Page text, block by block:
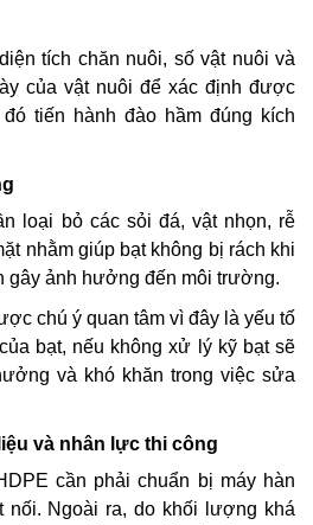
tích chăn nuôi, số vật nuôi và
của vật nuôi để xác định được
tiến hành đào hầm đúng kích
loại bỏ các sỏi đá, vật nhọn, rễ
nhằm giúp bạt không bị rách khi
gây ảnh hưởng đến môi trường.
chú ý quan tâm vì đây là yếu tố
bạt, nếu không xử lý kỹ bạt sẽ
và khó khăn trong việc sửa
và nhân lực thi công
cần phải chuẩn bị máy hàn
nối. Ngoài ra, do khối lượng khá